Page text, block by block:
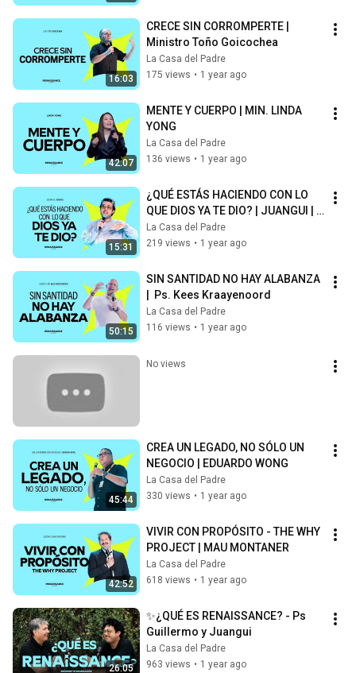
16:03
CRECE SIN CORROMPERTE |
Ministro Toño Goicochea
La Casa del Padre
175 views • 1 year ago
42:07
MENTE Y CUERPO | MIN. LINDA
YONG
La Casa del Padre
136 views • 1 year ago
15:31
¿QUÉ ESTÁS HACIENDO CON LO
QUE DIOS YA TE DIO? | JUANGUI |
RENAISSANCE 2025
La Casa del Padre
219 views • 1 year ago
50:15
SIN SANTIDAD NO HAY ALABANZA
|  Ps. Kees Kraayenoord
La Casa del Padre
116 views • 1 year ago
No views
45:44
CREA UN LEGADO, NO SÓLO UN
NEGOCIO | EDUARDO WONG
La Casa del Padre
330 views • 1 year ago
42:52
VIVIR CON PROPÓSITO - THE WHY
PROJECT | MAU MONTANER
La Casa del Padre
618 views • 1 year ago
26:05
✨¿QUÉ ES RENAISSANCE? - Ps
Guillermo y Juangui
La Casa del Padre
963 views • 1 year ago